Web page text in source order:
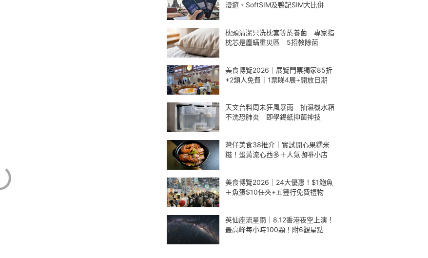
漫遊、SoftSIM及鴨記SIM大比併
枕頭清潔只洗枕套等於養菌 專家指
枕芯是塵蟎重災區 5招教除菌
美食博覽2026｜展覽門票獨家85折
+2類人免費｜1票睇4展+開放日期
天文台料周未狂風暴雨 抽濕機水箱
不洗恐肺炎 即學錫紙抑菌神技
灣仔美食38推介｜實試開心果糯米
糍！蛋黃流心西多＋人氣咖啡小店
美食博覽2026｜24大優惠！$1鮑魚
＋魚蛋$10任夾+五豐行免費禮物
英仙座流星雨｜8.12香港夜空上演！
最高峰每小時100顆！附6觀星點